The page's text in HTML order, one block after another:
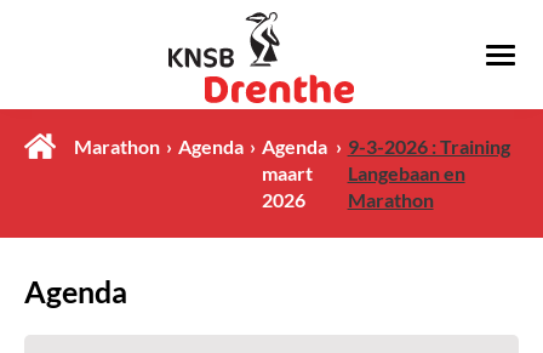
Marathon Agenda
Agenda
maart
2026
9-3-2026 : Training
Langebaan en
Marathon
Agenda